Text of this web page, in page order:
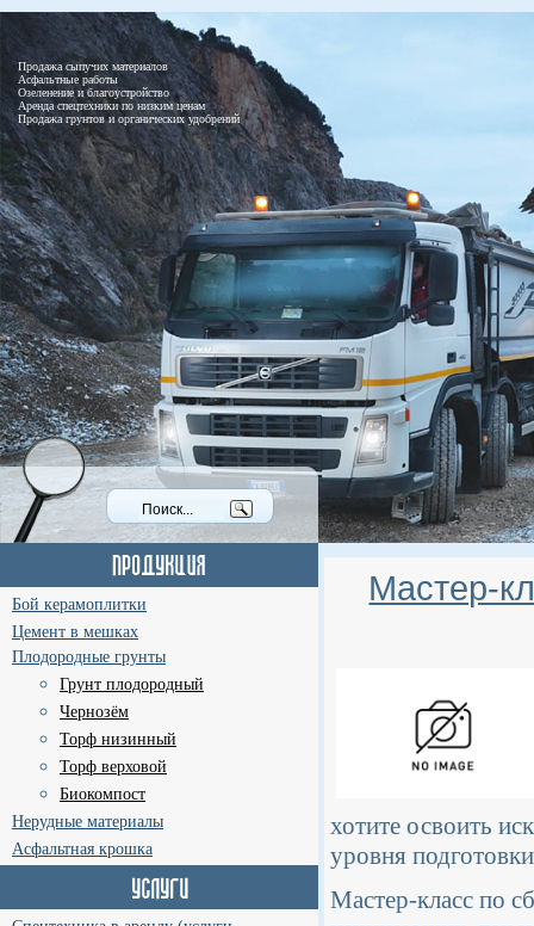
Продажа сыпучих материалов
Асфальтные работы
Озеленение и благоустройство
Аренда спецтехники по низким ценам
Продажа грунтов и органических удобрений
Бой керамоплитки
Цемент в мешках
Плодородные грунты
Грунт плодородный
Чернозём
Торф низинный
Торф верховой
Биокомпост
Нерудные материалы
Асфальтная крошка
Мастер-
хотите освоить
уровня
Мастер-класс по